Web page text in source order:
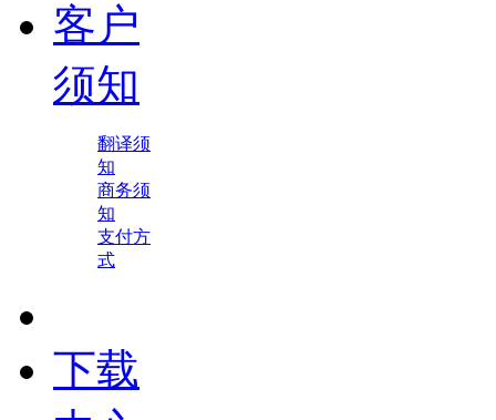
客户
须知
翻译须
知
商务须
知
支付方
式
下载